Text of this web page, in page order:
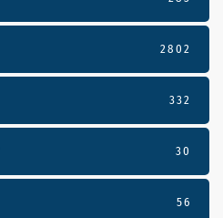
2802
332
30
56